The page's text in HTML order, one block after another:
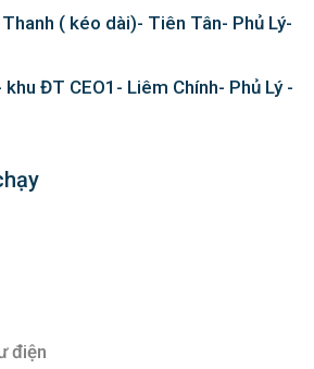
( kéo dài)- Tiên Tân- Phủ Lý-
ĐT CEO1- Liêm Chính- Phủ Lý -
điện